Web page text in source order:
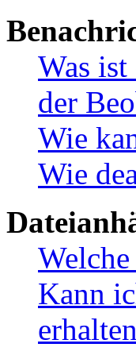
Was
der
Wie
Wie
Kann